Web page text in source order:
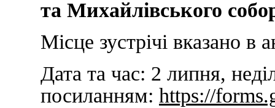
та Михайлівського
Місце зустрічі вказано в
Дата та час: 2 липня,
посиланням: https://